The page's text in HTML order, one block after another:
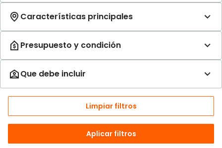
Limpiar filtros
Aplicar filtros